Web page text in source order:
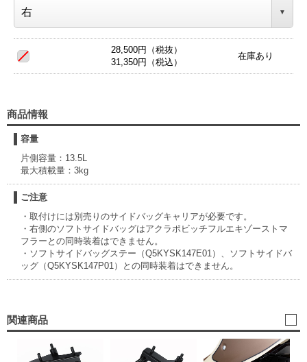
28,500円（税抜）
31,350円（税込）
在庫あり
商品情報
容量
片側容量：13.5L
最大積載量：3kg
ご注意
・取付けには別売りのサイドバッグキャリアが必要です。
・右側のソフトサイドバッグはアクラポビッチフルエキゾーストマ
フラーとの同時装着はできません。
・ソフトサイドバッグステー（Q5KYSK147E01）、ソフトサイドバ
ッグ（Q5KYSK147P01）との同時装着はできません。
関連商品